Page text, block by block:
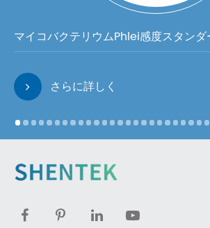
マイコバクテリウムPhlei感度スタン
さらに詳しく